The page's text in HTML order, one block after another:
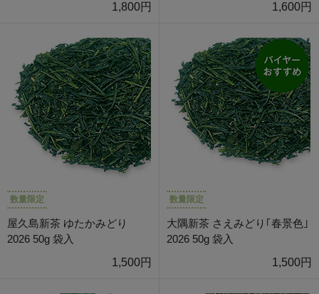
1,800円
1,600円
数量限定
屋久島新茶 ゆたかみどり
2026 50g 袋入
1,500円
数量限定
大隅新茶 さえみどり｢春景色｣
2026 50g 袋入
1,500円